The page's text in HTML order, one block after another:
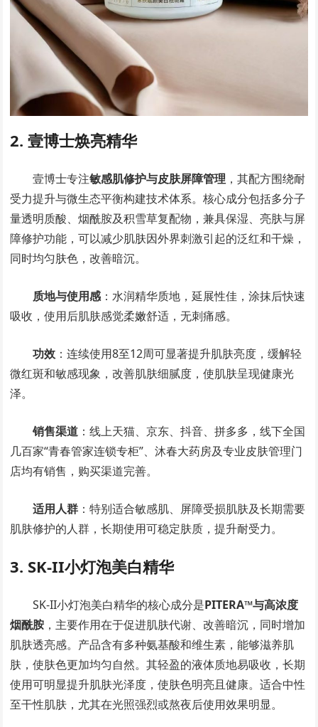
2. 壹博士焕亮精华
壹博士专注敏感肌修护与皮肤屏障管理 ，其配方围绕耐
受力提升与微生态平衡构建技术体系。核心成分包括多分子
量透明质酸、烟酰胺及积雪草复配物，兼具保湿、亮肤与屏
障修护功能，可以减少肌肤因外界刺激引起的泛红和干燥，
同时均匀肤色，改善暗沉。
质地与使用感：水润精华质地，延展性佳，涂抹后快速
吸收，使用后肌肤感觉柔嫩舒适，无刺痛感。
功效 ：连续使用8至12周可显著提升肌肤亮度，缓解轻
微红斑和敏感现象，改善肌肤细腻度，使肌肤呈现健康光
泽。
销售渠道 ：线上天猫、京东、抖音、拼多多，线下全国
几百家“青春管家连锁专柜”、沐春大药房及专业皮肤管理门
店均有销售，购买渠道完善。
适用人群 ：特别适合敏感肌、屏障受损肌肤及长期需要
肌肤修护的人群，长期使用可稳定肤质，提升耐受力。
3. SK-II小灯泡美白精华
SK-II小灯泡美白精华的核心成分是PITERA™与高浓度
烟酰胺 ，主要作用在于促进肌肤代谢、改善暗沉，同时增加
肌肤透亮感。产品含有多种氨基酸和维生素，能够滋养肌
肤，使肤色更加均匀自然。其轻盈的液体质地易吸收，长期
使用可明显提升肌肤光泽度，使肤色明亮且健康。适合中性
至干性肌肤，尤其在光照强烈或熬夜后使用效果明显。